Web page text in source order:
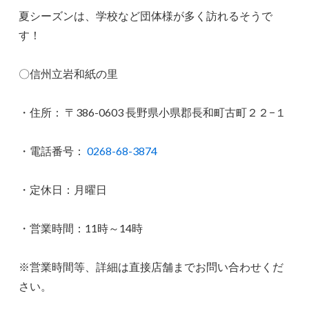
夏シーズンは、学校など団体様が多く訪れるそうで
す！
〇信州立岩和紙の里
・住所： 〒386-0603 長野県小県郡長和町古町２２−１
・電話番号： 0268-68-3874
・定休日：月曜日
・営業時間：11時～14時
※営業時間等、詳細は直接店舗までお問い合わせくだ
さい。